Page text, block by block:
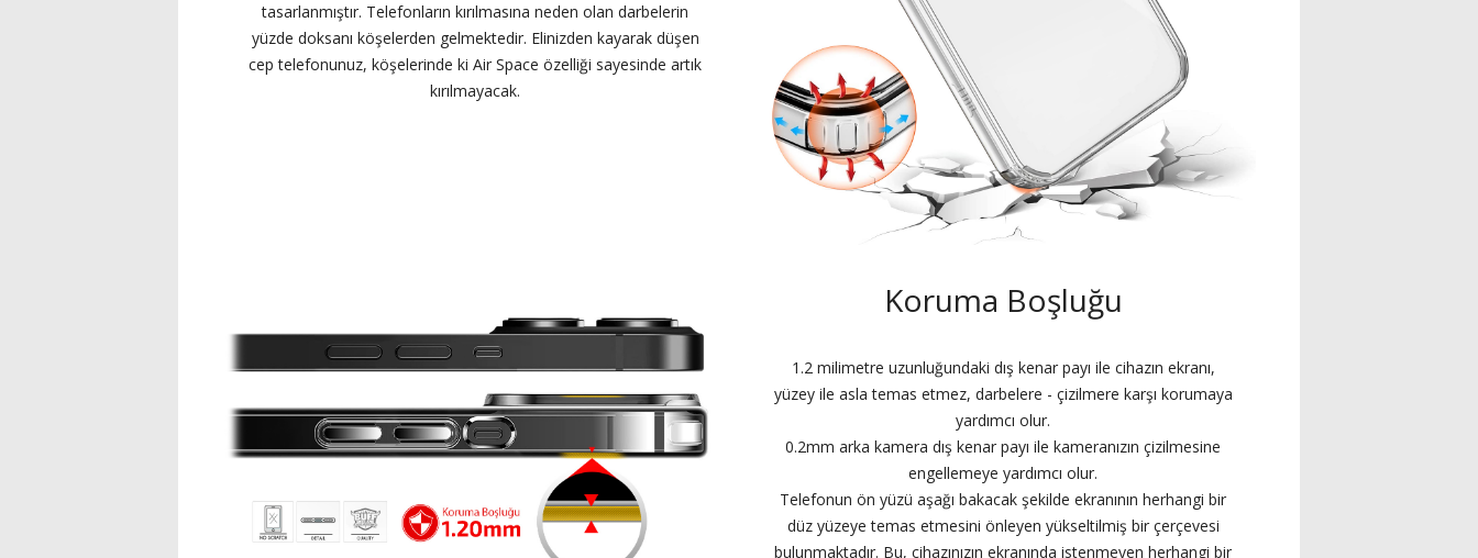
tasarlanmıştır. Telefonların kırılmasına neden olan darbelerin
yüzde doksanı köşelerden gelmektedir. Elinizden kayarak düşen
cep telefonunuz, köşelerinde ki Air Space özelliği sayesinde artık
kırılmayacak.
Koruma Boşluğu
1.2 milimetre uzunluğundaki dış kenar payı ile cihazın ekranı,
yüzey ile asla temas etmez, darbelere - çizilmere karşı korumaya
yardımcı olur.
0.2mm arka kamera dış kenar payı ile kameranızın çizilmesine
engellemeye yardımcı olur.
Telefonun ön yüzü aşağı bakacak şekilde ekranının herhangi bir
düz yüzeye temas etmesini önleyen yükseltilmiş bir çerçevesi
bulunmaktadır. Bu, cihazınızın ekranında istenmeyen herhangi bir